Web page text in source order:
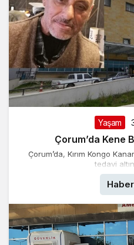
Yaşam
Çorum’da Kene
Çorum’da, Kırım Kongo
tedavi